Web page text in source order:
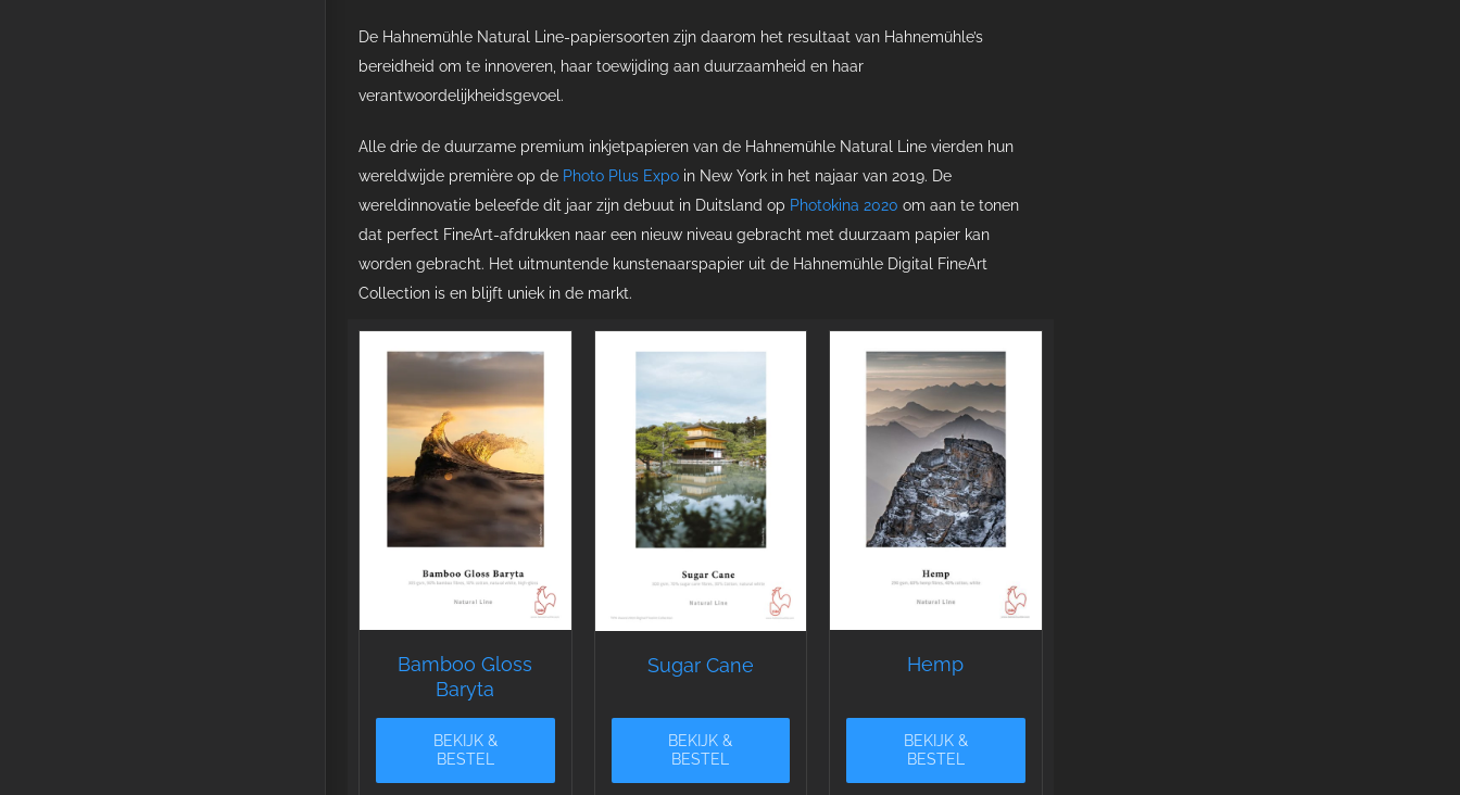
De Hahnemühle Natural Line-papiersoorten zijn daarom het resultaat van Hahnemühle’s
bereidheid om te innoveren, haar toewijding aan duurzaamheid en haar
verantwoordelijkheidsgevoel.
Alle drie de duurzame premium inkjetpapieren van de Hahnemühle Natural Line vierden hun
wereldwijde première op de Photo Plus Expo in New York in het najaar van 2019. De
wereldinnovatie beleefde dit jaar zijn debuut in Duitsland op Photokina 2020 om aan te tonen
dat perfect FineArt-afdrukken naar een nieuw niveau gebracht met duurzaam papier kan
worden gebracht. Het uitmuntende kunstenaarspapier uit de Hahnemühle Digital FineArt
Collection is en blijft uniek in de markt.
Bamboo Gloss
Baryta
BEKIJK &
BESTEL
Sugar Cane
BEKIJK &
BESTEL
Hemp
BEKIJK &
BESTEL